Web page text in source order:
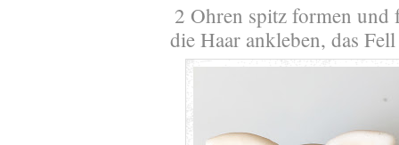
2 Ohren spitz formen und
die Haar ankleben, das